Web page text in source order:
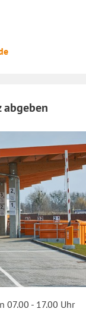
07.00 - 17.00 Uhr